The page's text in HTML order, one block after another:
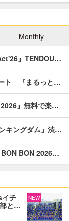
Monthly
』TENDOU…
ト 『まるっと…
』無料で楽…
キングダム」渋…
BON BON 2026…
チ
と…
NEW